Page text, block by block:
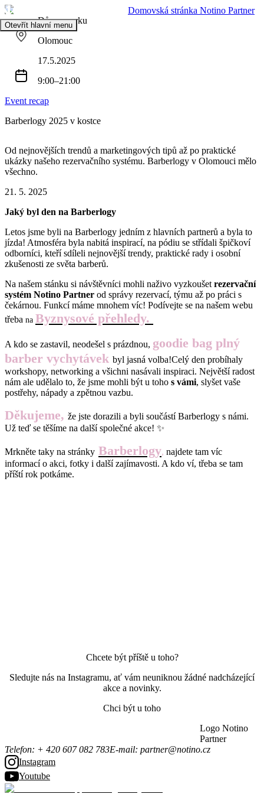
Domovská stránka Notino Partner
Otevřít hlavní menu
Dům u parku
Olomouc
17.5.2025
9:00–21:00
Event recap
Barberlogy 2025 v kostce
Od nejnovějších trendů a marketingových tipů až po praktické
ukázky našeho rezervačního systému. Barberlogy v Olomouci mělo
všechno.
21. 5. 2025
Jaký byl den na Barberlogy
Letos jsme byli na Barberlogy jedním z hlavních partnerů a byla to
jízda! Atmosféra byla nabitá inspirací, na pódiu se střídali špičkoví
odborníci, kteří sdíleli nejnovější trendy, praktické rady i osobní
zkušenosti ze světa barberů.
Na našem stánku si návštěvníci mohli naživo vyzkoušet rezervační
systém Notino Partner od správy rezervací, týmu až po práci s
čekárnou. Funkcí máme mnohem víc! Podívejte se na našem webu
třeba na Byznysové přehledy.
A kdo se zastavil, neodešel s prázdnou, goodie bag plný
barber vychytávek byl jasná volba!Celý den probíhaly
workshopy, networking a všichni nasávali inspiraci. Největší radost
nám ale udělalo to, že jsme mohli být u toho s vámi, slyšet vaše
postřehy, nápady a zpětnou vazbu.
Děkujeme, že jste dorazili a byli součástí Barberlogy s námi.
Už teď se těšíme na další společné akce! ✨
Mrkněte taky na stránky Barberlogy, najdete tam víc
informací o akci, fotky i další zajímavosti. A kdo ví, třeba se tam
příští rok potkáme.
Chcete být příště u toho?
Sledujte nás na Instagramu, ať vám neuniknou žádné nadcházející
akce a novinky.
Chci být u toho
Logo Notino
Partner
Telefon: + 420 607 082 783E-mail: partner@notino.cz
Instagram
Youtube